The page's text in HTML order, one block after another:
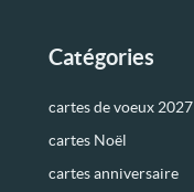
Catégories
cartes de voeux 2027
cartes Noël
cartes anniversaire